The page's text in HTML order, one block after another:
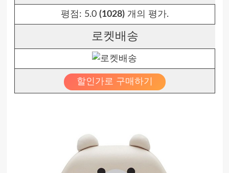
평점: 5.0 (1028)개의 평가.
로켓배송
할인가로 구매하기